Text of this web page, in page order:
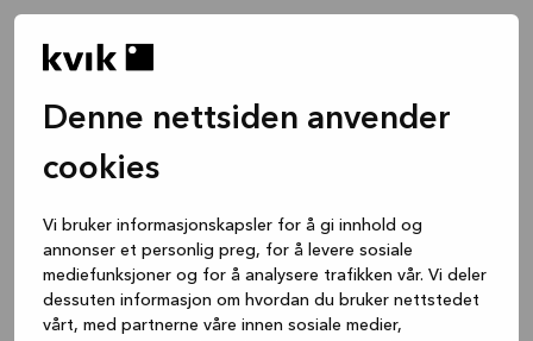
Denne nettsiden anvender
cookies
Vi bruker informasjonskapsler for å gi innhold og
annonser et personlig preg, for å levere sosiale
mediefunksjoner og for å analysere trafikken vår. Vi deler
dessuten informasjon om hvordan du bruker nettstedet
vårt, med partnerne våre innen sosiale medier,